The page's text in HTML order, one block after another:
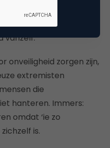
kwetsbaar op te
moed toont,
vanzelf.
onveiligheid zorgen zijn,
extremisten
die
hanteren. Immers:
omdat ‘ie zo
is.